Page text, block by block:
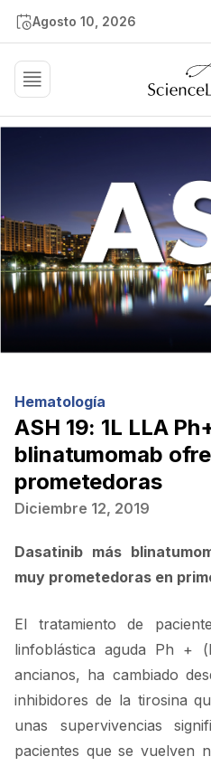
Agosto 10, 2026
Hematología
ASH 19: 1L LLA
blinatumomab
prometedoras
Diciembre 12, 2019
Dasatinib más
muy prometedoras en
El tratamiento de
linfoblástica aguda Ph +
ancianos, ha cambiado
inhibidores de la tirosina
unas supervivencias
pacientes que se vuelven